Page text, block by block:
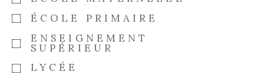
ÉCOLE PRIMAIRE
ENSEIGNEMENT
SUPÉRIEUR
LYCÉE